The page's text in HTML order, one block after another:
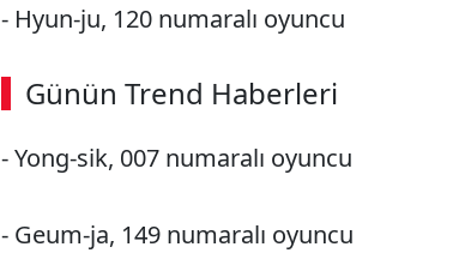
- Hyun-ju, 120 numaralı oyuncu
Günün Trend Haberleri
SÖZCÜ SON DAKİKA
- Yong-sik, 007 numaralı oyuncu
- Geum-ja, 149 numaralı oyuncu